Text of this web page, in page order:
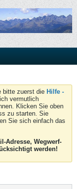
bitte zuerst die Hilfe -
vermutlich
Klicken Sie oben
zu starten. Sie
Sie sich einfach das
Adresse, Wegwerf-
werden!